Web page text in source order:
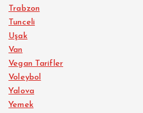
Trabzon
Tunceli
Uşak
Van
Vegan Tarifler
Voleybol
Yalova
Yemek